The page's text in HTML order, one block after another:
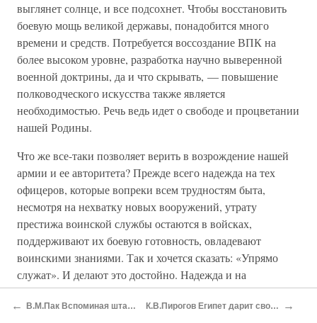
выглянет солнце, и все подсохнет. Чтобы восстановить
боевую мощь великой державы, понадобится много
времени и средств. Потребуется воссоздание ВПК на
более высоком уровне, разработка научно выверенной
военной доктрины, да и что скрывать, — повышение
полководческого искусства также является
необходимостью. Речь ведь идет о свободе и процветании
нашей Родины.
Что же все-таки позволяет верить в возрождение нашей
армии и ее авторитета? Прежде всего надежда на тех
офицеров, которые вопреки всем трудностям быта,
несмотря на нехватку новых вооружений, утрату
престижа воинской службы остаются в войсках,
поддерживают их боевую готовность, овладевают
воинскими знаниями. Так и хочется сказать: «Упрямо
служат». И делают это достойно. Надежда и на
мужественного русского солдата, который, невзирая на
холод, а подчас и голод, на тяжелейшие условия несения
← В.М.Пак Вспоминая штаб флота К.В.Пирогов Египет дарит свое сердце →